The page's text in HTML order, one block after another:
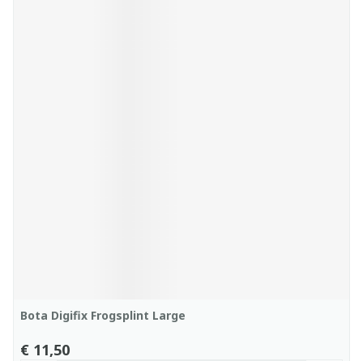
Bota Digifix Frogsplint Large
€ 11,50